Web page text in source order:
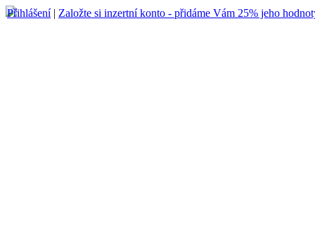
Přihlášení| Založte si inzertní konto - přidáme Vám 25% jeho